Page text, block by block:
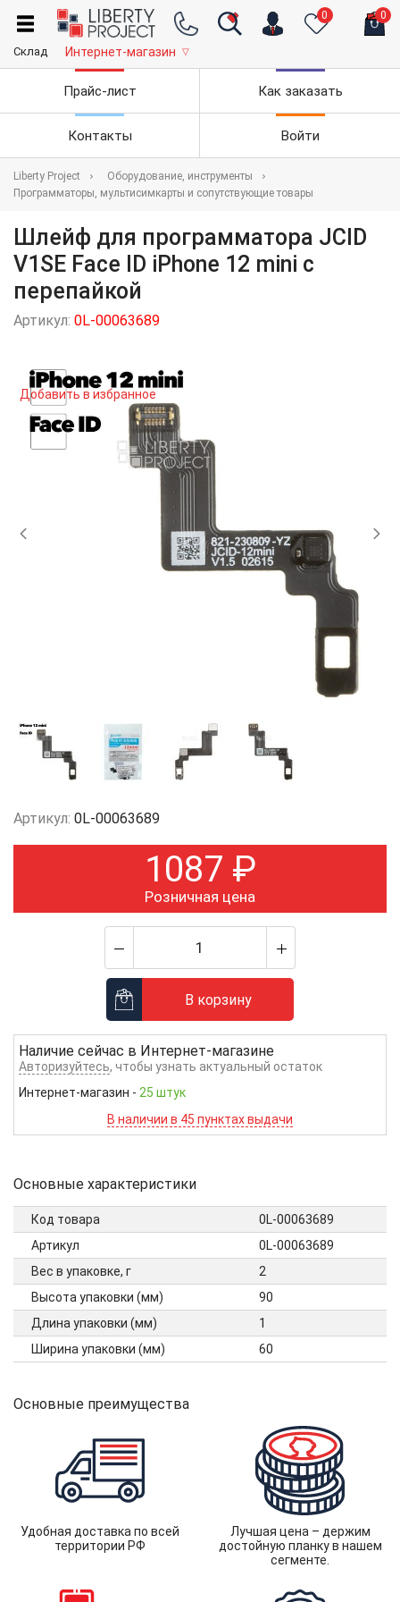
0 0
Склад Интернет-магазин ▽
Прайс-лист Как заказать
Контакты Войти
Liberty Project
Оборудование, инструменты
Программаторы, мультисимкарты и сопутствующие товары
Шлейф для программатора JCID
V1SE Face ID iPhone 12 mini с
перепайкой
Артикул: 0L-00063689
Добавить в избранное
Артикул: 0L-00063689
1087 ₽
Розничная цена
В корзину
Наличие сейчас в Интернет-магазине
Авторизуйтесь, чтобы узнать актуальный остаток
Интернет-магазин - 25 штук
В наличии в 45 пунктах выдачи
Основные характеристики
Код товара
0L-00063689
Артикул
0L-00063689
Вес в упаковке, г
2
Высота упаковки (мм)
90
Длина упаковки (мм)
1
Ширина упаковки (мм)
60
Основные преимущества
Удобная доставка по всей
территории РФ
Лучшая цена – держим
достойную планку в нашем
сегменте.